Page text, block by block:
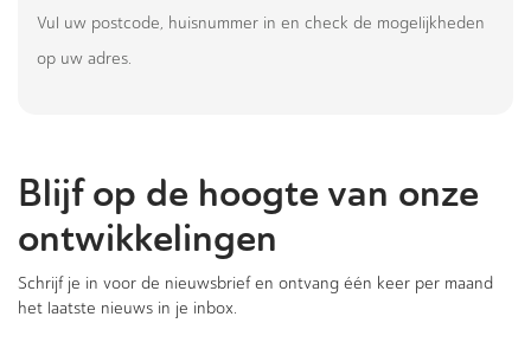
Vul uw postcode, huisnummer in en check de mogelijkheden
op uw adres.
Blijf op de hoogte van onze
ontwikkelingen
Schrijf je in voor de nieuwsbrief en ontvang één keer per maand
het laatste nieuws in je inbox.